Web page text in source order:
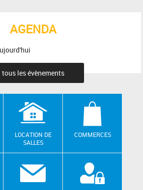
AGENDA
tous les évènements
LOCATION DE
SALLES
COMMERCES